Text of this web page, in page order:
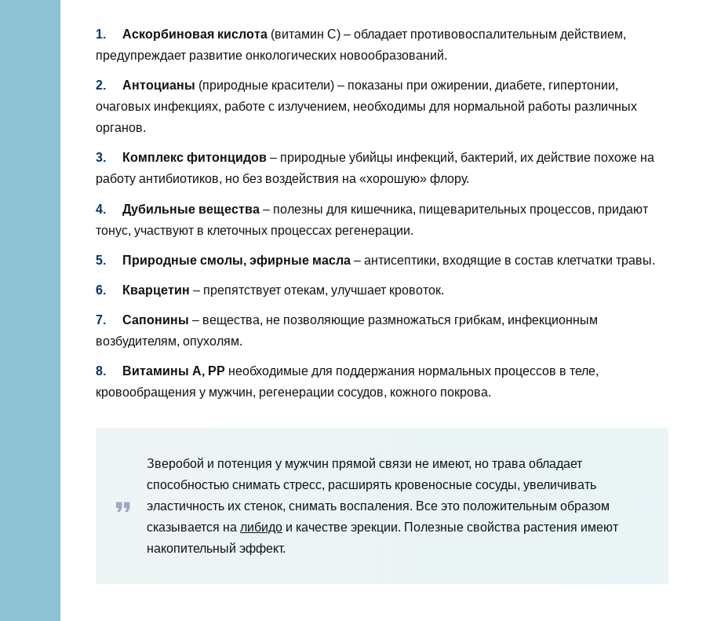
Аскорбиновая кислота(витамин С) – обладает противовоспалительным действием,
предупреждает развитие онкологических новообразований.
Антоцианы (природные красители) – показаны при ожирении, диабете, гипертонии,
очаговых инфекциях, работе с излучением, необходимы для нормальной работы различных
органов.
Комплекс фитонцидов– природные убийцы инфекций, бактерий, их действие похоже на
работу антибиотиков, но без воздействия на «хорошую» флору.
Дубильные вещества– полезны для кишечника, пищеварительных процессов, придают
тонус, участвуют в клеточных процессах регенерации.
Природные смолы, эфирные масла– антисептики, входящие в состав клетчатки травы.
Кварцетин – препятствует отекам, улучшает кровоток.
Сапонины – вещества, не позволяющие размножаться грибкам, инфекционным
возбудителям, опухолям.
Витамины А, РР необходимые для поддержания нормальных процессов в теле,
кровообращения у мужчин, регенерации сосудов, кожного покрова.
Зверобой и потенция у мужчин прямой связи не имеют, но трава обладает
способностью снимать стресс, расширять кровеносные сосуды, увеличивать
эластичность их стенок, снимать воспаления. Все это положительным образом
сказывается на либидо и качестве эрекции. Полезные свойства растения имеют
накопительный эффект.